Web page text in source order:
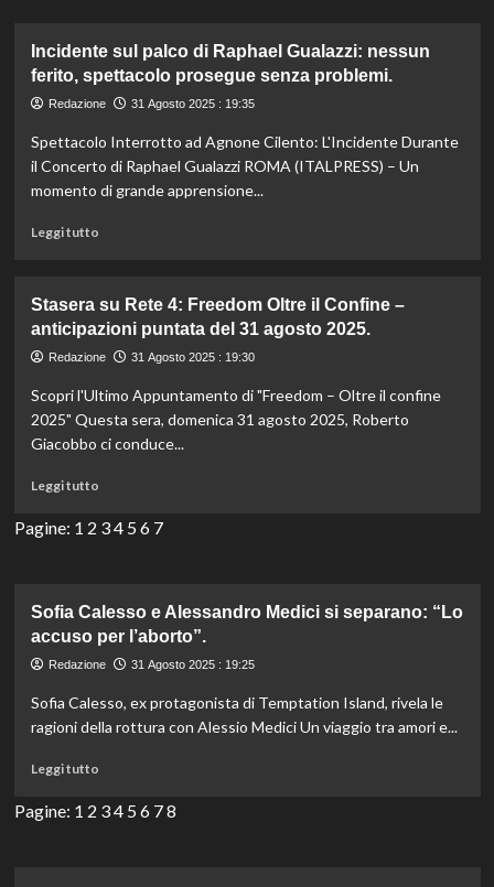
di
acquistare:
nuova
nello
shopping!
Incidente sul palco di Raphael Gualazzi: nessun
ferito, spettacolo prosegue senza problemi.
Redazione 31 Agosto 2025 : 19:35
Spettacolo Interrotto ad Agnone Cilento: L'Incidente Durante
il Concerto di Raphael Gualazzi ROMA (ITALPRESS) – Un
momento di grande apprensione...
Leggi tuttoLeggi
Incidente
sul
palco
Raphael
Gualazzi:
nessun
senza
Stasera su Rete 4: Freedom Oltre il Confine –
anticipazioni puntata del 31 agosto 2025.
Redazione 31 Agosto 2025 : 19:30
Scopri l'Ultimo Appuntamento di "Freedom – Oltre il confine
2025" Questa sera, domenica 31 agosto 2025, Roberto
Giacobbo ci conduce...
Leggi tuttoLeggi
più
Rete
4:
Freedom
Oltre
Confine
–
puntata
31
Pagine: 1 2 34 5 6 7
Sofia Calesso e Alessandro Medici si separano: “Lo
accuso per l’aborto”.
Redazione 31 Agosto 2025 : 19:25
Sofia Calesso, ex protagonista di Temptation Island, rivela le
ragioni della rottura con Alessio Medici Un viaggio tra amori e...
Leggi tuttoLeggi
più
Pagine: 1 2 34 5 6 78